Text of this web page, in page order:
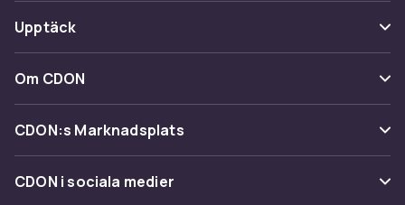
Spåra paket
Ångra & Returnera här
Kundservice
Betalning
Leverans
Återkallelser
Upptäck
Kategorier
Varumärken
Shopit.se
Om CDON
Om oss
Kundrecensioner
CDON:s Marknadsplats
Sälj på CDON
CDON i sociala medier